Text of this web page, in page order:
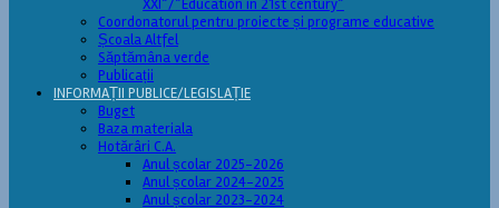
XXI”/”Education in 21st century”
Coordonatorul pentru proiecte și programe educative
Școala Altfel
Săptămâna verde
Publicații
INFORMAȚII PUBLICE/LEGISLAȚIE
Buget
Baza materiala
Hotărâri C.A.
Anul școlar 2025-2026
Anul școlar 2024-2025
Anul școlar 2023-2024